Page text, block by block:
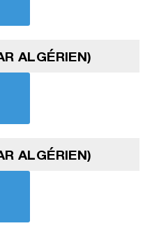
ALGÉRIEN)
ALGÉRIEN)